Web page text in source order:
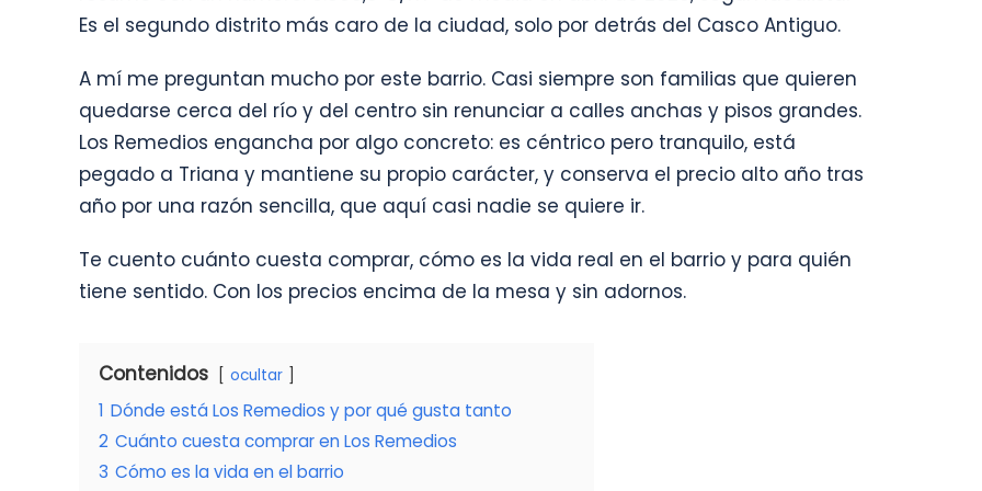
Es el segundo distrito más caro de la ciudad, solo por detrás del Casco Antiguo.
A mí me preguntan mucho por este barrio. Casi siempre son familias que quieren
quedarse cerca del río y del centro sin renunciar a calles anchas y pisos grandes.
Los Remedios engancha por algo concreto: es céntrico pero tranquilo, está
pegado a Triana y mantiene su propio carácter, y conserva el precio alto año tras
año por una razón sencilla, que aquí casi nadie se quiere ir.
Te cuento cuánto cuesta comprar, cómo es la vida real en el barrio y para quién
tiene sentido. Con los precios encima de la mesa y sin adornos.
Contenidos ocultar
1 Dónde está Los Remedios y por qué gusta tanto
2 Cuánto cuesta comprar en Los Remedios
3 Cómo es la vida en el barrio